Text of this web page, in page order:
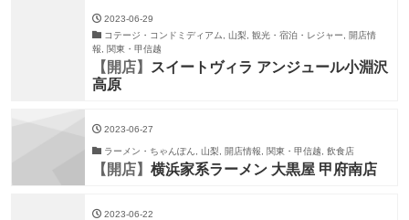
2023-06-29
コテージ・コンドミディアム, 山梨, 観光・宿泊・レジャー, 開店情
報, 関東・甲信越
【開店】
スイートヴィラ アンジュール小淵沢
高原
2023-06-27
ラーメン・ちゃんぽん, 山梨, 開店情報, 関東・甲信越, 飲食店
【開店】 横浜家系ラーメン 大黒屋 甲府南店
2023-06-22